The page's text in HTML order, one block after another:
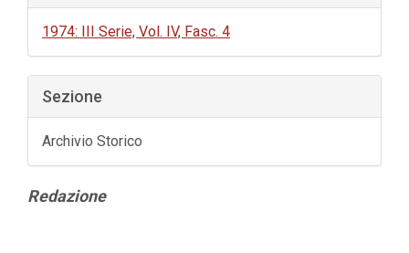
1974: III Serie, Vol. IV, Fasc. 4
Sezione
Archivio Storico
Contenuto
Redazione